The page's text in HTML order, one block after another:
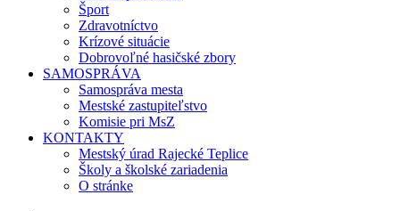
Šport
Zdravotníctvo
Krízové situácie
Dobrovoľné hasičské zbory
SAMOSPRÁVA
Samospráva mesta
Mestské zastupiteľstvo
Komisie pri MsZ
KONTAKTY
Mestský úrad Rajecké Teplice
Školy a školské zariadenia
O stránke